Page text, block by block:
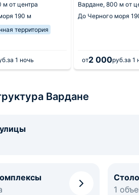
м от центра
190 м
территория
за 1 ночь
Вардане, 800 м от
До Черного моря
от2 000руб.за 1
Вардане
1